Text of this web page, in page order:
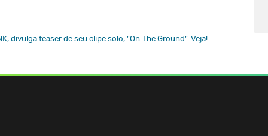
divulga teaser de seu clipe solo, "On The Ground". Veja!